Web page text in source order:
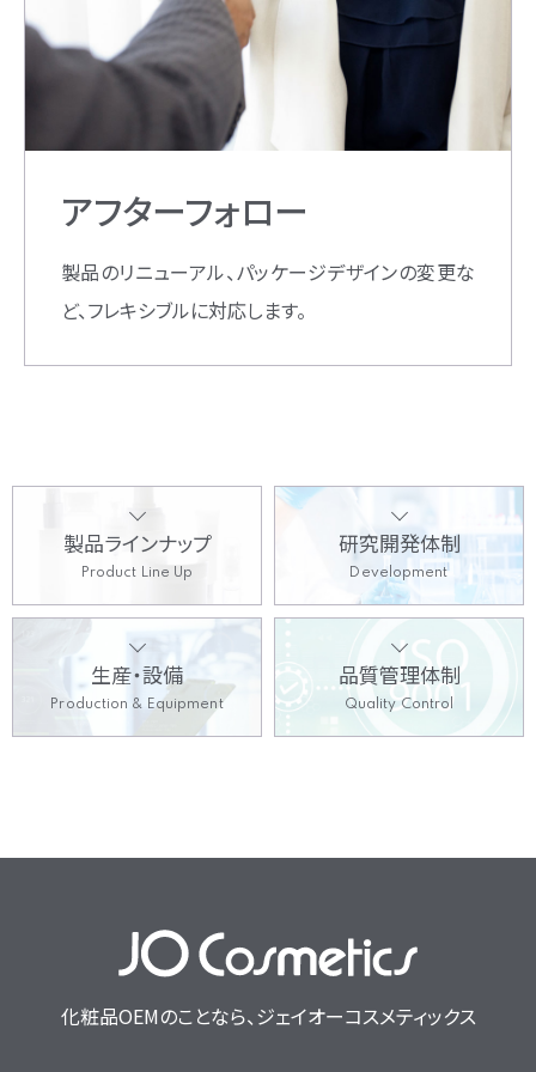
アフターフォロー
製品のリニューアル、パッケージデザインの変更な
ど、フレキシブルに対応します。
製品ラインナップ
Product Line Up
研究開発体制
Development
生産・設備
Production & Equipment
品質管理体制
Quality Control
化粧品OEMのことなら、ジェイオーコスメティックス